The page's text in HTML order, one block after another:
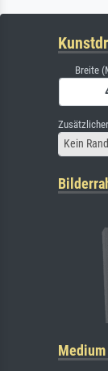
Breite
Kein Rand